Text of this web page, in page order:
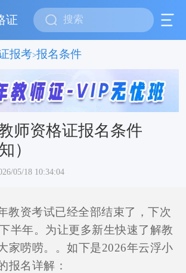
证
报考>报名条件
师资格证报名条件
）
05/18 10:34:04
教资考试已经全部结束了，下次
半年。为让更多新生快速了解教
家唠唠。。如下是2026年云浮小
报名详解：